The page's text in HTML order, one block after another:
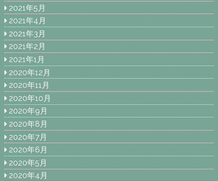
2021年5月
2021年4月
2021年3月
2021年2月
2021年1月
2020年12月
2020年11月
2020年10月
2020年9月
2020年8月
2020年7月
2020年6月
2020年5月
2020年4月